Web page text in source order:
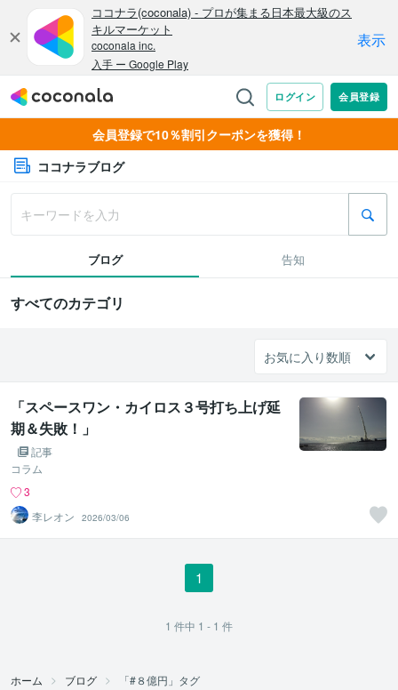
会員登録で10％割引クーポンを獲得！
ココナラブログ
ブログ 告知
すべてのカテゴリ
「スペースワン・カイロス３号打ち上げ延
期＆失敗！」
記事
コラム
3
李レオン
2026/03/06
1
1 件中 1 - 1 件
ホーム ブログ 「#８億円」タグ